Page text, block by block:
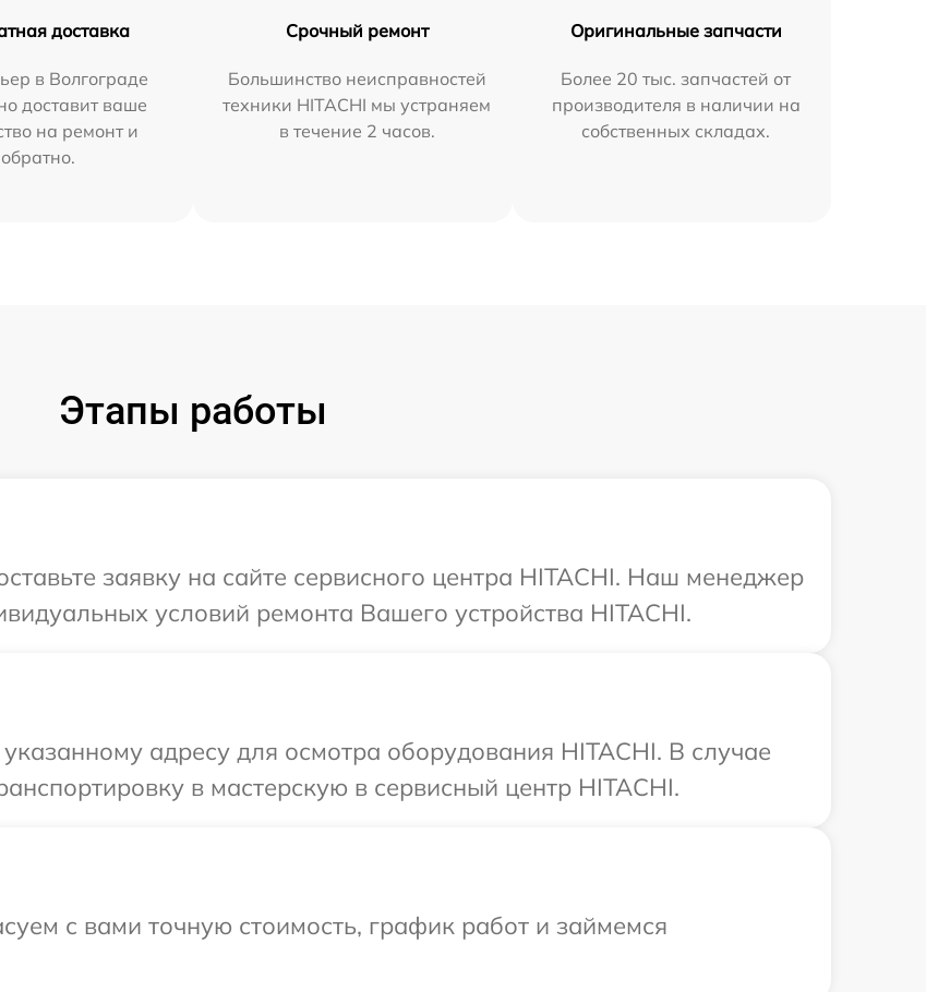
доставка
в Волгограде
доставит ваше
на ремонт и
обратно.
Срочный ремонт
Большинство неисправностей
техники HITACHI мы устраняем
в течение 2 часов.
Оригинальные запчасти
Более 20 тыс. запчастей от
производителя в наличии на
собственных складах.
Этапы работы
заявку на сайте сервисного центра HITACHI. Наш менеджер
условий ремонта Вашего устройства HITACHI.
адресу для осмотра оборудования HITACHI. В случае
в мастерскую в сервисный центр HITACHI.
с вами точную стоимость, график работ и займемся